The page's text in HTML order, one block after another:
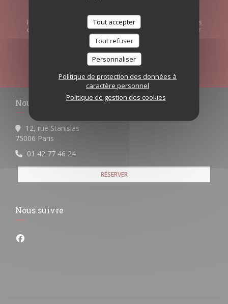
Tout accepter
Tout refuser
Personnaliser
Politique de protection des données à
caractère personnel
Politique de gestion des cookies
Inscrivez-vous à notre lettre d'information pour recevoir des
communications personnalisées et des offres marketing par
courriel.
S'ABONNER
Nous contacter
12, rue Stanislas
75006 Paris
01 42 77 46 24
RÉSERVER
Nous suivre
Facebook ((ouvre une nouvelle fenêtre))